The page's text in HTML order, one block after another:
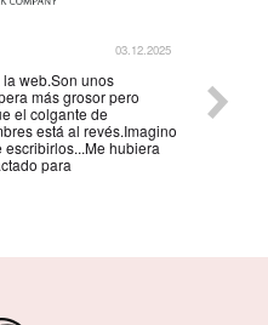
03.12.2025
web.Son unos
más grosor pero
el colgante de
está al revés.Imagino
hubiera
para
la